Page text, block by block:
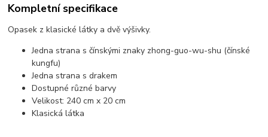
Kompletní specifikace
Opasek z klasické látky a dvě výšivky.
Jedna strana s čínskými znaky zhong-guo-wu-shu (čínské
kungfu)
Jedna strana s drakem
Dostupné různé barvy
Velikost: 240 cm x 20 cm
Klasická látka